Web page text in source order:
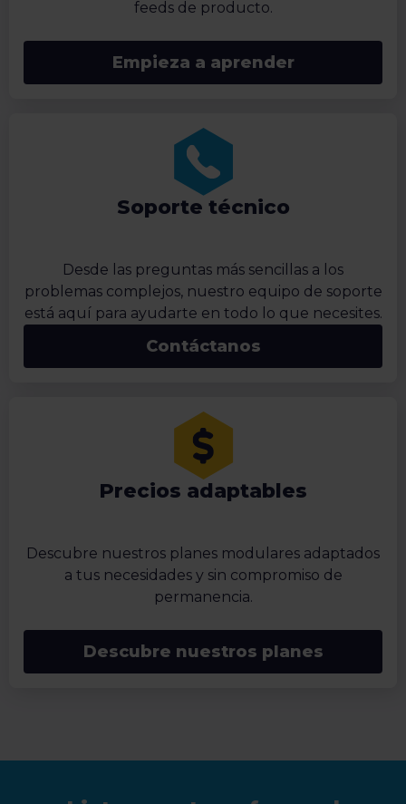
feeds de producto.
Empieza a aprender
Soporte técnico
Desde las preguntas más sencillas a los
problemas complejos, nuestro equipo de soporte
está aquí para ayudarte en todo lo que necesites.
Contáctanos
Precios adaptables
Descubre nuestros planes modulares adaptados
a tus necesidades y sin compromiso de
permanencia.
Descubre nuestros planes